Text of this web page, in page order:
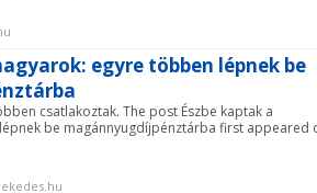
egyre többen lépnek be
csatlakoztak. The post Észbe kaptak a
be magánnyugdíjpénztárba first appeared